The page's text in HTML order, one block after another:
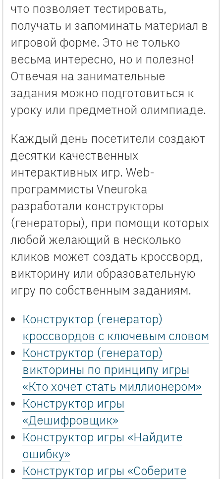
что позволяет тестировать,
получать и запоминать материал в
игровой форме. Это не только
весьма интересно, но и полезно!
Отвечая на занимательные
задания можно подготовиться к
уроку или предметной олимпиаде.
Каждый день посетители создают
десятки качественных
интерактивных игр. Web-
программисты Vneuroka
разработали конструкторы
(генераторы), при помощи которых
любой желающий в несколько
кликов может создать кроссворд,
викторину или образовательную
игру по собственным заданиям.
Конструктор (генератор)
кроссвордов с ключевым словом
Конструктор (генератор)
викторины по принципу игры
«Кто хочет стать миллионером»
Конструктор игры
«Дешифровщик»
Конструктор игры «Найдите
ошибку»
Конструктор игры «Соберите